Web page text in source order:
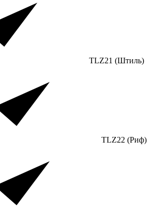
TLZ21 (Штиль)
TLZ22 (Риф)